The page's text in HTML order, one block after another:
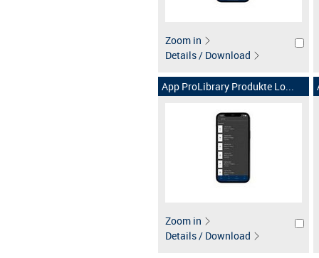
Zoom in
Details / Download
App ProLibrary Produkte Lo...
Zoom in
Details / Download